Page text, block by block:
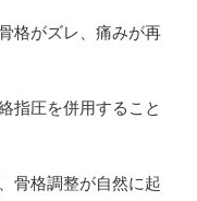
格がズレ、痛みが再
指圧を併用すること
骨格調整が自然に起